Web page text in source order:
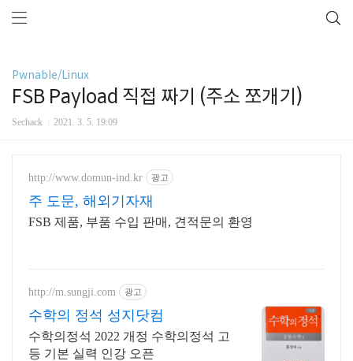
Pwnable/Linux
FSB Payload 직접 짜기 (주소 쪼개기)
Sechack 2021. 3. 5. 19:09
http://www.domun-ind.kr 광고
주 도문, 해외기자재
FSB 제품, 부품 수입 판매, 견적문의 환영
http://m.sungji.com 광고
수학의 정석 성지닷컴
수학의정석 2022 개정 수학의정석 고
등 기본 실력 인강 오픈